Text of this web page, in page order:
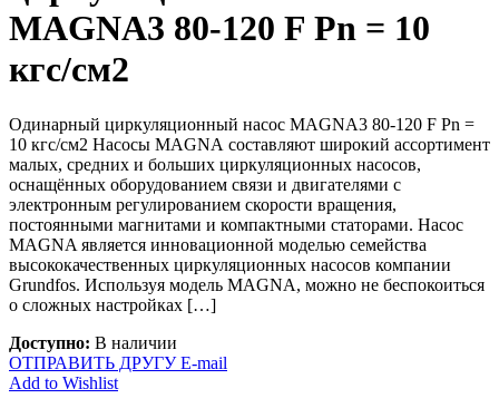
MAGNA3 80-120 F Pn = 10
кгс/см2
Одинарный циркуляционный насос MAGNA3 80-120 F Pn =
10 кгс/см2 Насосы MAGNA составляют широкий ассортимент
малых, средних и больших циркуляционных насосов,
оснащённых оборудованием связи и двигателями с
электронным регулированием скорости вращения,
постоянными магнитами и компактными статорами. Насос
MAGNA является инновационной моделью семейства
высококачественных циркуляционных насосов компании
Grundfos. Используя модель MAGNA, можно не беспокоиться
о сложных настройках […]
Доступно: В наличии
ОТПРАВИТЬ ДРУГУ E-mail
Add to Wishlist